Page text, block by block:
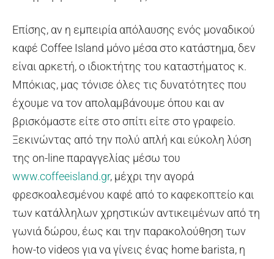
Επίσης, αν η εμπειρία απόλαυσης ενός μοναδικού
καφέ Coffee Island μόνο μέσα στο κατάστημα, δεν
είναι αρκετή, ο ιδιοκτήτης του καταστήματος κ.
Μπόκιας, μας τόνισε όλες τις δυνατότητες που
έχουμε να τον απολαμβάνουμε όπου και αν
βρισκόμαστε είτε στο σπίτι είτε στο γραφείο.
Ξεκινώντας από την πολύ απλή και εύκολη λύση
της on-line παραγγελίας μέσω του
www.coffeeisland.gr, μέχρι την αγορά
φρεσκοαλεσμένου καφέ από το καφεκοπτείο και
των κατάλληλων χρηστικών αντικειμένων από τη
γωνιά δώρου, έως και την παρακολούθηση των
how-to videos για να γίνεις ένας home barista, η